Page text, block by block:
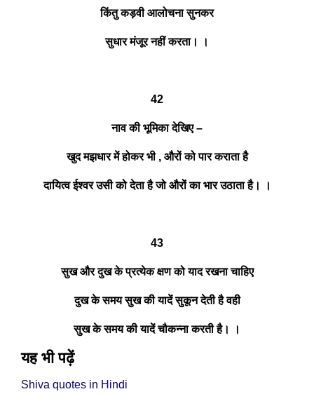
किंतु कड़वी आलोचना सुनकर
सुधार मंजूर नहीं करता। ।
42
नाव की भूमिका देखिए –
खुद मझधार में होकर भी , औरों को पार कराता है
दायित्व ईश्वर उसी को देता है जो औरों का भार उठाता है। ।
43
सुख और दुख के प्रत्येक क्षण को याद रखना चाहिए
दुख के समय सुख की यादें सुकून देती है वही
सुख के समय की यादें चौकन्ना करती है। ।
यह भी पढ़ें
Shiva quotes in Hindi